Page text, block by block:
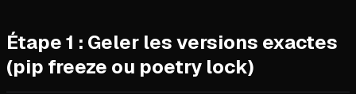
Étape 1 : Geler les versions exactes
(pip freeze ou poetry lock)